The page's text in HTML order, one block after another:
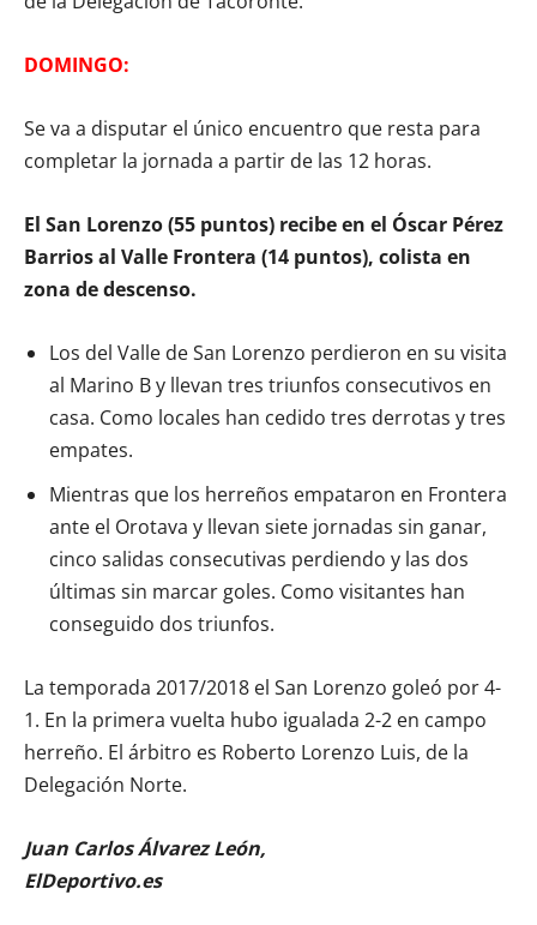
DOMINGO:
Se va a disputar el único encuentro que resta para
completar la jornada a partir de las 12 horas.
El San Lorenzo (55 puntos) recibe en el Óscar Pérez
Barrios al Valle Frontera (14 puntos), colista en
zona de descenso.
Los del Valle de San Lorenzo perdieron en su visita
al Marino B y llevan tres triunfos consecutivos en
casa. Como locales han cedido tres derrotas y tres
empates.
Mientras que los herreños empataron en Frontera
ante el Orotava y llevan siete jornadas sin ganar,
cinco salidas consecutivas perdiendo y las dos
últimas sin marcar goles. Como visitantes han
conseguido dos triunfos.
La temporada 2017/2018 el San Lorenzo goleó por 4-
1. En la primera vuelta hubo igualada 2-2 en campo
herreño. El árbitro es Roberto Lorenzo Luis, de la
Delegación Norte.
Juan Carlos Álvarez León,
ElDeportivo.es